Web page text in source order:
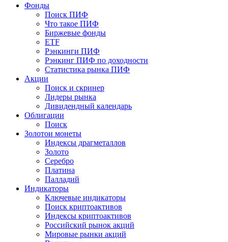
Фонды
Поиск ПИФ
Что такое ПИФ
Биржевые фонды
ETF
Рэнкинги ПИФ
Рэнкинг ПИФ по доходности
Статистика рынка ПИФ
Акции
Поиск и скринер
Лидеры рынка
Дивидендный календарь
Облигации
Поиск
Золотои монеты
Индексы драгметаллов
Золото
Серебро
Платина
Палладий
Индикаторы
Ключевые индикаторы
Поиск криптоактивов
Индексы криптоактивов
Российский рынок акций
Мировые рынки акций